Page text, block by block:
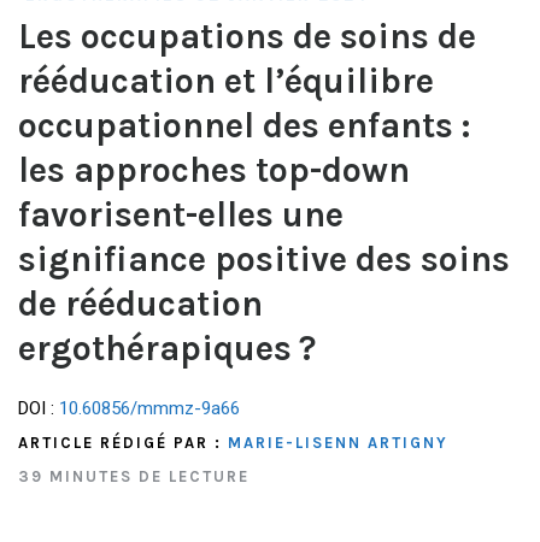
Les occupations de soins de
rééducation et l’équilibre
occupationnel des enfants :
les approches top-down
favorisent-elles une
signifiance positive des soins
de rééducation
ergothérapiques ?
DOI : 10.60856/mmmz-9a66
ARTICLE RÉDIGÉ PAR : MARIE-LISENN ARTIGNY
39 MINUTES DE LECTURE